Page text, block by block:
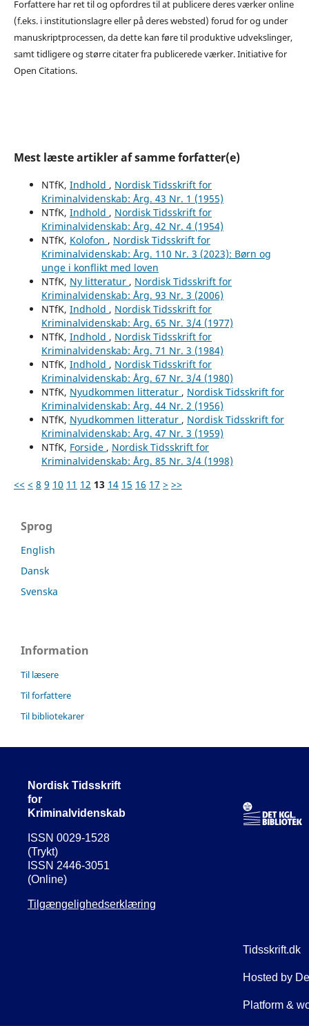
Forfattere har ret til og opfordres til at publicere deres værker online
(f.eks. i institutionslagre eller på deres websted) forud for og under
manuskriptprocessen, da dette kan føre til produktive udvekslinger,
samt tidligere og større citater fra publicerede værker. Initiative for
Open Citations.
Mest læste artikler af samme forfatter(e)
NTfK, Indhold , Nordisk Tidsskrift for
Kriminalvidenskab: Årg. 43 Nr. 1 (1955)
NTfK, Indhold , Nordisk Tidsskrift for
Kriminalvidenskab: Årg. 42 Nr. 4 (1954)
NTfK, Kolofon , Nordisk Tidsskrift for
Kriminalvidenskab: Årg. 110 Nr. 3 (2023): Børn og
unge i konflikt med loven
NTfK, Ny litteratur , Nordisk Tidsskrift for
Kriminalvidenskab: Årg. 93 Nr. 3 (2006)
NTfK, Indhold , Nordisk Tidsskrift for
Kriminalvidenskab: Årg. 65 Nr. 3/4 (1977)
NTfK, Indhold , Nordisk Tidsskrift for
Kriminalvidenskab: Årg. 71 Nr. 3 (1984)
NTfK, Indhold , Nordisk Tidsskrift for
Kriminalvidenskab: Årg. 67 Nr. 3/4 (1980)
NTfK, Nyudkommen litteratur , Nordisk Tidsskrift for
Kriminalvidenskab: Årg. 44 Nr. 2 (1956)
NTfK, Nyudkommen litteratur , Nordisk Tidsskrift for
Kriminalvidenskab: Årg. 47 Nr. 3 (1959)
NTfK, Forside , Nordisk Tidsskrift for
Kriminalvidenskab: Årg. 85 Nr. 3/4 (1998)
<< < 8 9 10 11 12 13 14 15 16 17 > >>
Sprog
English
Dansk
Svenska
Information
Til læsere
Til forfattere
Til bibliotekarer
Nordisk Tidsskrift
for
Kriminalvidenskab
ISSN 0029-1528
(Trykt)
ISSN 2446-3051
(Online)
Tilgængelighedserklæring